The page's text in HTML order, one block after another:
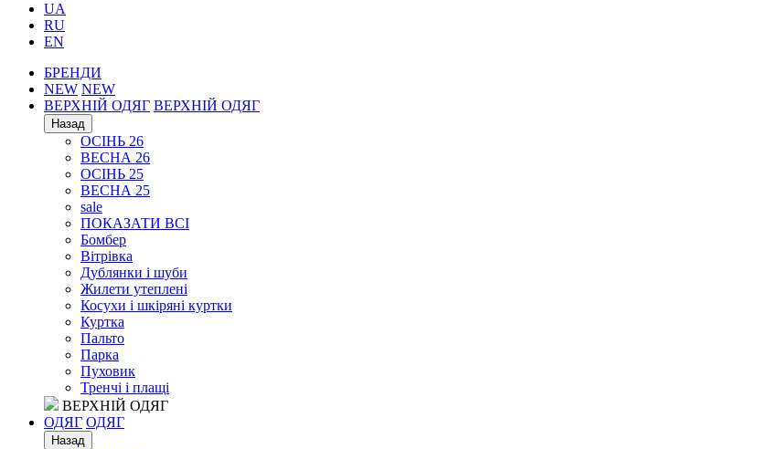
UA
RU
EN
БРЕНДИ
NEW NEW
ВЕРХНІЙ ОДЯГ ВЕРХНІЙ ОДЯГ
Назад
ОСІНЬ 26
ВЕСНА 26
ОСІНЬ 25
ВЕСНА 25
sale
ПОКАЗАТИ ВСІ
Бомбер
Вітрівка
Дублянки і шуби
Жилети утеплені
Косухи і шкіряні куртки
Куртка
Пальто
Парка
Пуховик
Тренчі і плащі
ВЕРХНІЙ ОДЯГ
ОДЯГ ОДЯГ
Назад